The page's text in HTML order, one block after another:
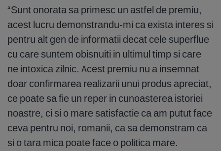
“Sunt onorata sa primesc un astfel de premiu,
acest lucru demonstrandu-mi ca exista interes si
pentru alt gen de informatii decat cele superflue
cu care suntem obisnuiti in ultimul timp si care
ne intoxica zilnic. Acest premiu nu a insemnat
doar confirmarea realizarii unui produs apreciat,
ce poate sa fie un reper in cunoasterea istoriei
noastre, ci si o mare satisfactie ca am putut face
ceva pentru noi, romanii, ca sa demonstram ca
si o tara mica poate face o politica mare.